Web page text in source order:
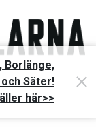
Borlänge,
Säter!
här>>